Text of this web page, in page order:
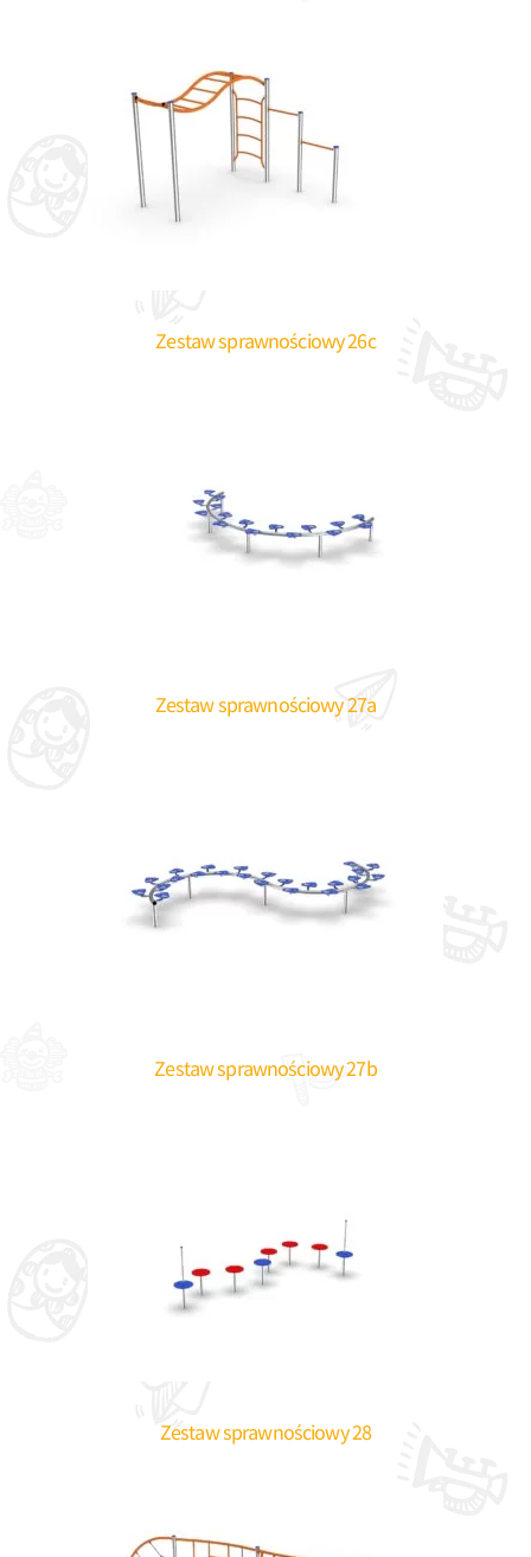
Zestaw sprawnościowy 26c
Zestaw sprawnościowy 27a
Zestaw sprawnościowy 27b
Zestaw sprawnościowy 28